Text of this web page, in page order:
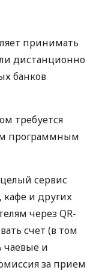
принимать
дистанционно
банков
требуется
программным
сервис
кафе и других
через QR-
счет (в том
чаевые и
за прием